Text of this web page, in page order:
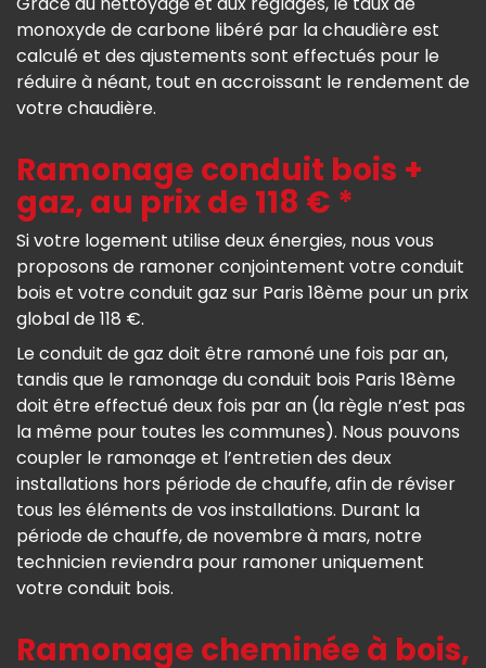
monoxyde de carbone libéré par la chaudière est
calculé et des ajustements sont effectués pour le
réduire à néant, tout en accroissant le rendement de
votre chaudière.
Ramonage conduit bois +
gaz, au prix de 118 € *
Si votre logement utilise deux énergies, nous vous
proposons de ramoner conjointement votre conduit
bois et votre conduit gaz sur Paris 18ème pour un prix
global de 118 €.
Le conduit de gaz doit être ramoné une fois par an,
tandis que le ramonage du conduit bois Paris 18ème
doit être effectué deux fois par an (la règle n’est pas
la même pour toutes les communes). Nous pouvons
coupler le ramonage et l’entretien des deux
installations hors période de chauffe, afin de réviser
tous les éléments de vos installations. Durant la
période de chauffe, de novembre à mars, notre
technicien reviendra pour ramoner uniquement
votre conduit bois.
Ramonage cheminée à bois,